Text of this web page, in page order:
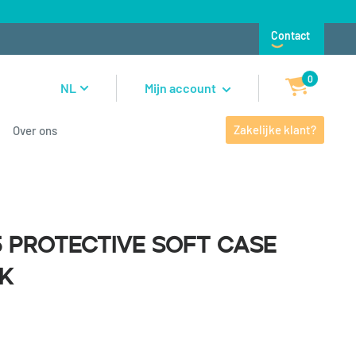
Contact
NL Mijn account
0
Over ons Zakelijke klant?
Protective Soft Case